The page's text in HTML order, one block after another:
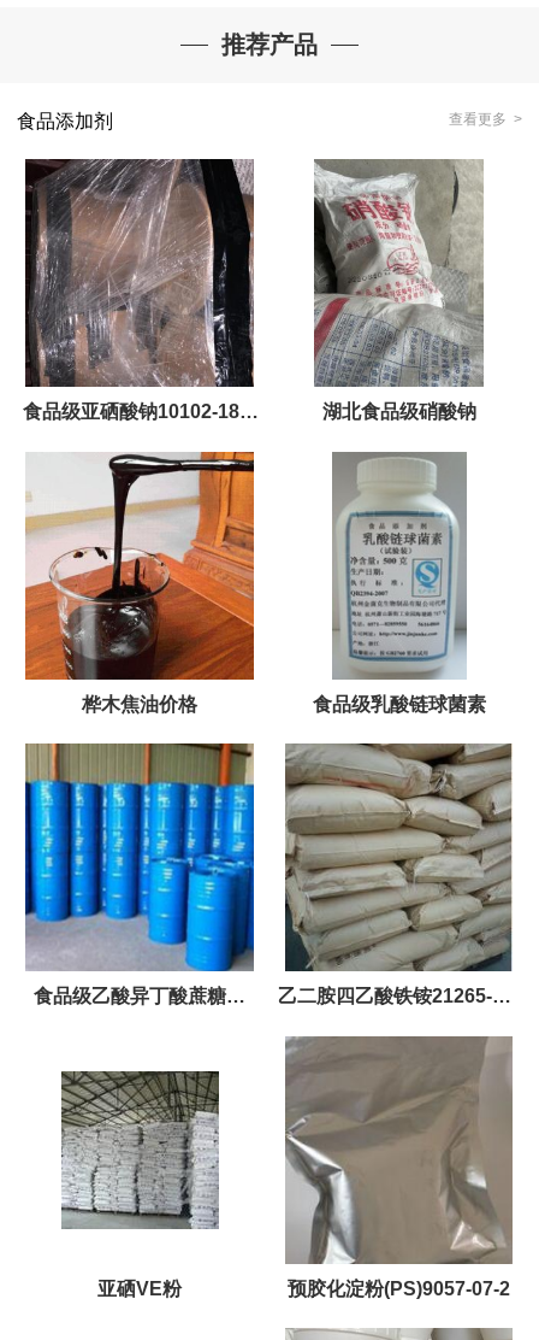
推荐产品
食品添加剂 查看更多 >
食品级亚硒酸钠10102-18-8
食品资质齐全
湖北食品级硝酸钠
桦木焦油价格 食品级乳酸链球菌素
食品级乙酸异丁酸蔗糖酯 乙二胺四乙酸铁铵21265-50-
亚硒VE粉 预胶化淀粉(PS)9057-07-2